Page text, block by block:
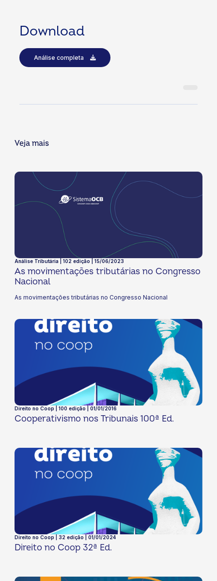
Download
Análise completa
Veja mais
Análise Tributária | 102 edição | 15/06/2023
As movimentações tributárias no Congresso
Nacional
As movimentações tributárias no Congresso Nacional
Direito no Coop | 100 edição | 01/01/2016
Cooperativismo nos Tribunais 100ª Ed.
Direito no Coop | 32 edição | 01/01/2024
Direito no Coop 32ª Ed.